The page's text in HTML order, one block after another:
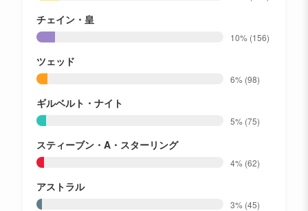
チェイン・皇
10% (156)
ツェッド
6% (98)
ギルベルト・ナイト
5% (75)
スティーブン・A・スターリング
4% (62)
アストラル
3% (45)